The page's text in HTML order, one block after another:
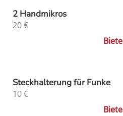
2 Handmikros
20€
Biete
Steckhalterung für Funke
10€
Biete